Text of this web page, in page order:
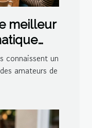
meilleur
sortie
connaissent un
amateurs de